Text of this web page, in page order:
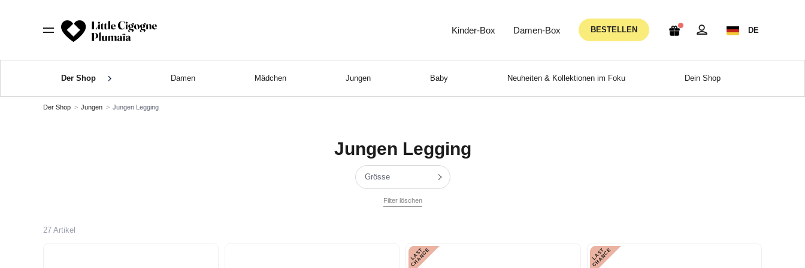
Kinder-Box Damen-Box BESTELLEN DE
Der Shop Damen Mädchen Jungen Baby Neuheiten & Kollektionen im Foku Dein Shop
Der Shop Jungen Jungen Legging
Jungen Legging
Grösse
Filter löschen
27 Artikel
L
A
S
T
C
H
A
N
C
E L
A
S
T
C
H
A
N
C
E